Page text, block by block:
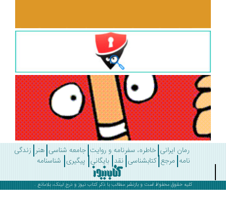
رمان ایرانی خاطره، سفرنامه و روایت جامعه شناسی هنر زندگی
مرجع کتابشناسی نقد بایگانی پیگیری شناسنامه
کلیه حقوق محفوظ است و بازنشر مطالب با ذکرکتاب نیوز و درج لینک، بلامانع .